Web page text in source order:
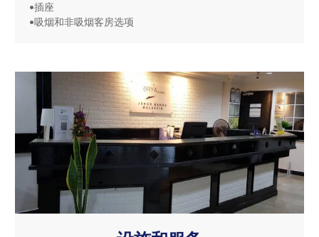
•插座
•吸烟和非吸烟客房选项